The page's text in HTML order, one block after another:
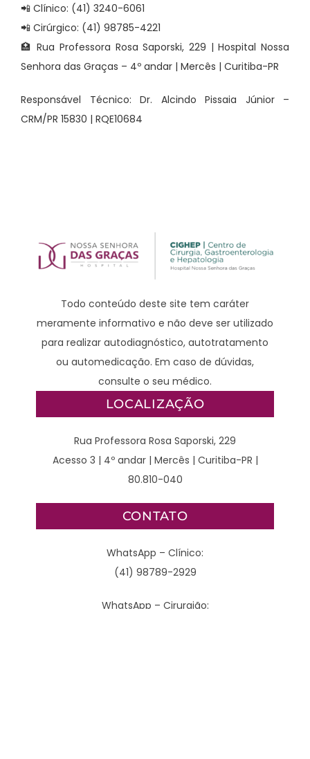
📲 Clínico: (41) 3240-6061
📲 Cirúrgico: (41) 98785-4221
🏥 Rua Professora Rosa Saporski, 229 | Hospital Nossa
Senhora das Graças – 4º andar | Mercês | Curitiba-PR
Responsável Técnico: Dr. Alcindo Pissaia Júnior –
CRM/PR 15830 | RQE10684
Todo conteúdo deste site tem caráter
meramente informativo e não deve ser utilizado
para realizar autodiagnóstico, autotratamento
ou automedicação. Em caso de dúvidas,
consulte o seu médico.
LOCALIZAÇÃO
Rua Professora Rosa Saporski, 229
Acesso 3 | 4º andar | Mercês | Curitiba-PR |
80.810-040
CONTATO
WhatsApp – Clínico:
(41) 98789-2929
WhatsApp – Cirurgião: